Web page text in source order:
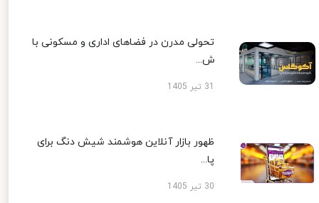
تحولی مدرن در فضاهای اداری و مسکونی با
ش...
ظهور بازار آنلاین هوشمند شیش دنگ برای
پا...
30 تیر 1405